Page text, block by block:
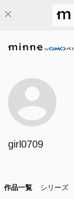
girl0709
作品一覧 シリーズ